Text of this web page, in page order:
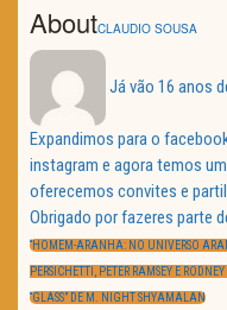
AboutCLAUDIO SOUSA
Já vão 16 anos
Expandimos para o
instagram e agora temos
oferecemos convites e
Obrigado por fazeres parte
Navegação
de
artigos
PREVIOUS
“HOMEM-ARANHA: NO UNIVERSO
PERSICHETTI, PETER RAMSEY E
NEXT
“GLASS” DE M. NIGHT SHYAMALAN